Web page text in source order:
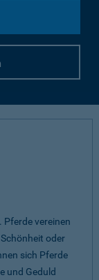
Pferde vereinen
oder
sich Pferde
und Geduld